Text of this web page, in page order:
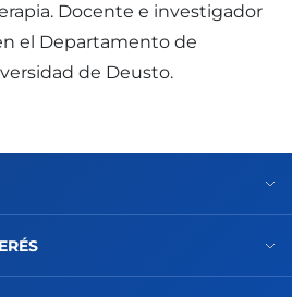
Docente e investigador
el Departamento de
de Deusto.